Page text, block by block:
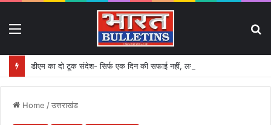
डीएम का दो टूक संदेश- सिर्फ एक दिन की सफाई नहीं, लगातार होगी मॉनिटरिंग
Home /उत्तराखंड